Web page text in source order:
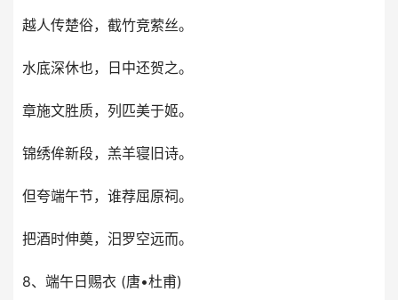
越人传楚俗，截竹竞萦丝。
水底深休也，日中还贺之。
章施文胜质，列匹美于姬。
锦绣侔新段，羔羊寝旧诗。
但夸端午节，谁荐屈原祠。
把酒时伸奠，汨罗空远而。
8、端午日赐衣 (唐•杜甫)